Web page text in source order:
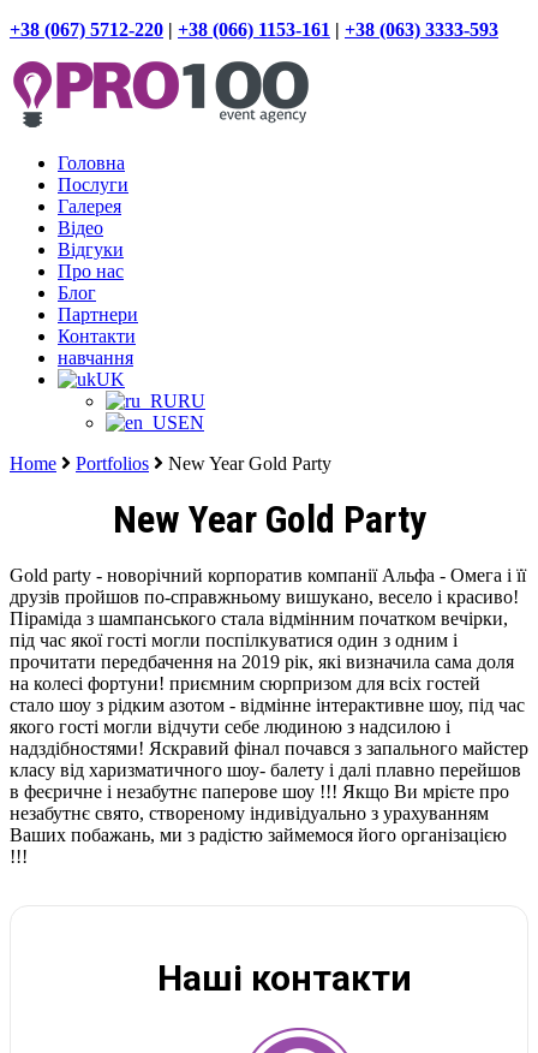
+38 (067) 5712-220 | +38 (066) 1153-161 | +38 (063) 3333-593
Головна
Послуги
Галерея
Відео
Відгуки
Про нас
Блог
Партнери
Контакти
навчання
UK
RU
EN
Home
Portfolios New Year Gold Party
New Year Gold Party
Gold party - новорічний корпоратив компанії Альфа - Омега і її
друзів пройшов по-справжньому вишукано, весело і красиво!
Піраміда з шампанського стала відмінним початком вечірки,
під час якої гості могли поспілкуватися один з одним і
прочитати передбачення на 2019 рік, які визначила сама доля
на колесі фортуни! приємним сюрпризом для всіх гостей
стало шоу з рідким азотом - відмінне інтерактивне шоу, під час
якого гості могли відчути себе людиною з надсилою і
надздібностями! Яскравий фінал почався з запального майстер
класу від харизматичного шоу- балету і далі плавно перейшов
в феєричне і незабутнє паперове шоу !!! Якщо Ви мрієте про
незабутнє свято, створеному індивідуально з урахуванням
Ваших побажань, ми з радістю займемося його організацією
!!!
Наші контакти